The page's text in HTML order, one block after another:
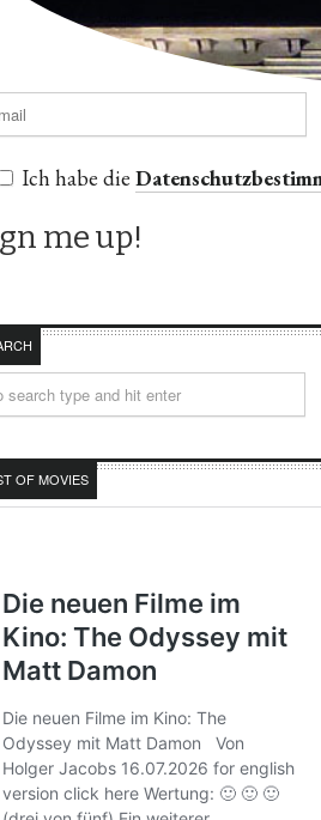
Ich habe die
OF MOVIES